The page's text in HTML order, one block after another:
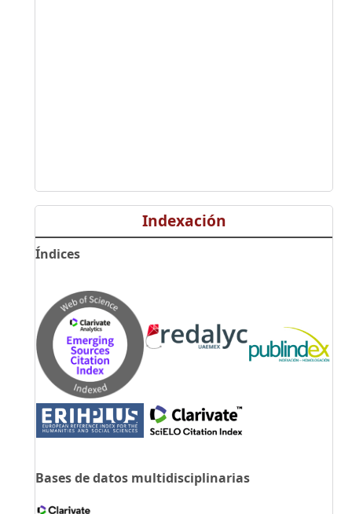
Indexación
Índices
Bases de datos multidisciplinarias